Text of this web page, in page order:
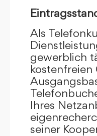
Als
gewerblich
Ihres
seiner